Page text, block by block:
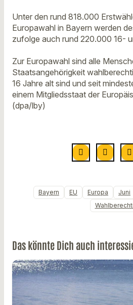
Unter den rund 818.000
Europawahl in Bayern werden
zufolge auch rund 220.000 16-
Zur Europawahl sind alle
Staatsangehörigkeit
16 Jahre alt sind und seit
einem Mitgliedsstaat der
(dpa/lby)
Bayern EU Europa Juni
Das könnte Dich auch